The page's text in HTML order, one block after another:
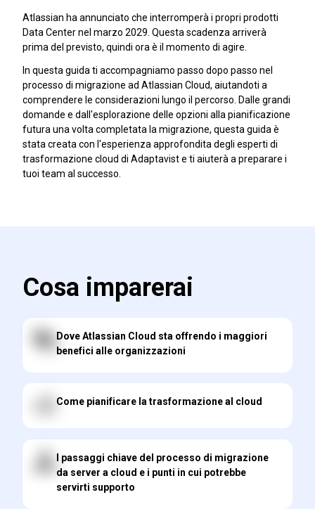
Atlassian ha annunciato che interromperà i propri prodotti
Data Center nel marzo 2029. Questa scadenza arriverà
prima del previsto, quindi ora è il momento di agire.
In questa guida ti accompagniamo passo dopo passo nel
processo di migrazione ad Atlassian Cloud, aiutandoti a
comprendere le considerazioni lungo il percorso. Dalle grandi
domande e dall'esplorazione delle opzioni alla pianificazione
futura una volta completata la migrazione, questa guida è
stata creata con l'esperienza approfondita degli esperti di
trasformazione cloud di Adaptavist e ti aiuterà a preparare i
tuoi team al successo.
Cosa imparerai
Dove Atlassian Cloud sta offrendo i maggiori
benefici alle organizzazioni
Come pianificare la trasformazione al cloud
I passaggi chiave del processo di migrazione
da server a cloud e i punti in cui potrebbe
servirti supporto